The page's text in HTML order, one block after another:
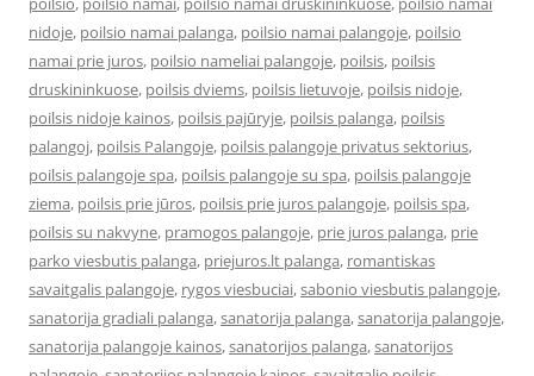
nidoje, poilsio namai palanga, poilsio namai palangoje, poilsio
namai prie juros, poilsio nameliai palangoje, poilsis, poilsis
druskininkuose, poilsis dviems, poilsis lietuvoje, poilsis nidoje,
poilsis nidoje kainos, poilsis pajūryje, poilsis palanga, poilsis
palangoj, poilsis Palangoje, poilsis palangoje privatus sektorius,
poilsis palangoje spa, poilsis palangoje su spa, poilsis palangoje
ziema, poilsis prie jūros, poilsis prie juros palangoje, poilsis spa,
poilsis su nakvyne, pramogos palangoje, prie juros palanga, prie
parko viesbutis palanga, priejuros.lt palanga, romantiskas
savaitgalis palangoje, rygos viesbuciai,sabonio viesbutis palangoje,
sanatorija gradiali palanga,sanatorija palanga,sanatorija palangoje,
sanatorija palangoje kainos,sanatorijos palanga,sanatorijos